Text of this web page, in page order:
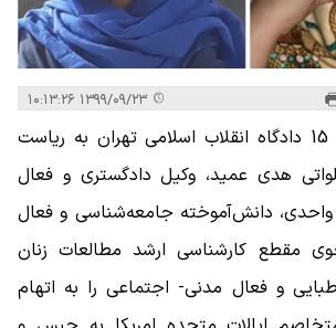
شعبه 15 دادگاه انقلاب اسلامی تهران به ریاست
هدی عمید، وکیل دادگستری و فعال
دانش‌آموخته جامعه‌شناسی و فعال
مقطع کارشناسی ارشد مطالعات زنان
و فعال مدنی- اجتماعی را به اتهام